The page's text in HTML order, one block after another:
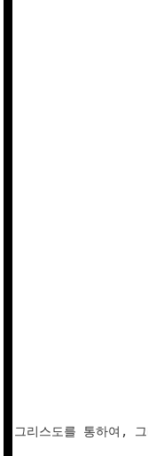
그리스도를 통하여,